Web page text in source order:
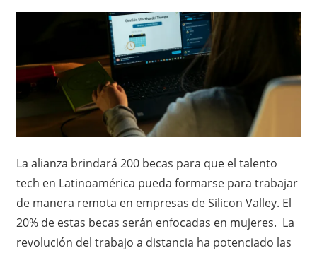
La alianza brindará 200 becas para que el talento
tech en Latinoamérica pueda formarse para trabajar
de manera remota en empresas de Silicon Valley. El
20% de estas becas serán enfocadas en mujeres. La
revolución del trabajo a distancia ha potenciado las